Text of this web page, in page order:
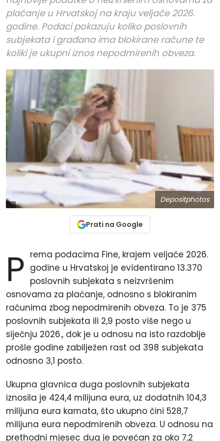
plaćanje u Hrvatskoj na kraju veljače 2026.
godine. Podaci pokazuju koliko poslovnih
subjekata i građana ima blokirane račune te
koliki je ukupni iznos nepodmirenih obveza.
Depositphotos
Prati na Google
P rema podacima Fine, krajem veljače 2026.
godine u Hrvatskoj je evidentirano 13.370
poslovnih subjekata s neizvršenim
osnovama za plaćanje, odnosno s blokiranim
računima zbog nepodmirenih obveza. To je 375
poslovnih subjekata ili 2,9 posto više nego u
siječnju 2026., dok je u odnosu na isto razdoblje
prošle godine zabilježen rast od 398 subjekata
odnosno 3,1 posto.
Ukupna glavnica duga poslovnih subjekata
iznosila je 424,4 milijuna eura, uz dodatnih 104,3
milijuna eura kamata, što ukupno čini 528,7
milijuna eura nepodmirenih obveza. U odnosu na
prethodni mjesec dug je povećan za oko 7,2